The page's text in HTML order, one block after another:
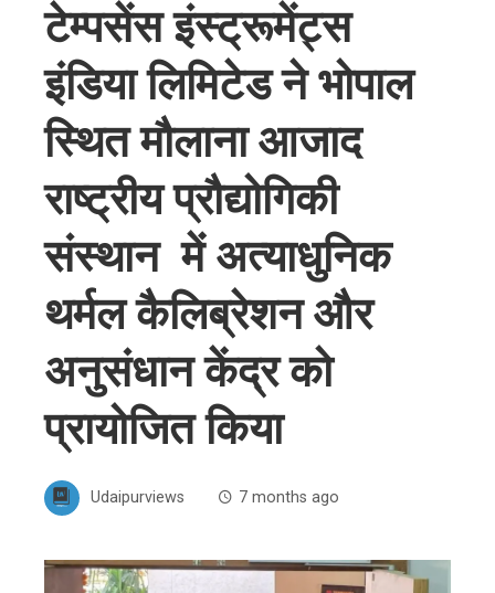
टेम्पसेंस इंस्ट्रूमेंट्स
इंडिया लिमिटेड ने भोपाल
स्थित मौलाना आजाद
राष्ट्रीय प्रौद्योगिकी
संस्थान में अत्याधुनिक
थर्मल कैलिब्रेशन और
अनुसंधान केंद्र को
प्रायोजित किया
Udaipurviews 7 months ago